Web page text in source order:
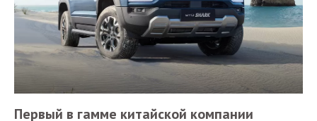
Первый в гамме китайской компании